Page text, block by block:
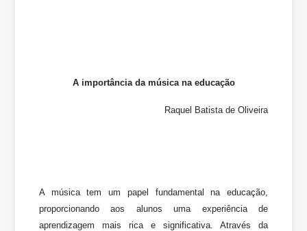
A importância da música na educação
Raquel Batista de Oliveira
A música tem um papel fundamental na educação,
proporcionando aos alunos uma experiência de
aprendizagem mais rica e significativa. Através da